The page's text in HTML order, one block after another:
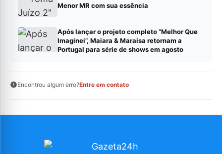
Menor MR com sua essência
Após lançar o projeto completo “Melhor Que
Imaginei”, Maiara & Maraisa retornam a
Portugal para série de shows em agosto
Encontrou algum erro?Entre em contato